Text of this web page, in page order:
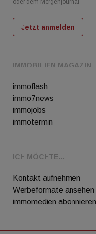
IMMOBILIEN MAGAZIN
immoflash
immo7news
immojobs
immotermin
ICH MÖCHTE...
Kontakt aufnehmen
Werbeformate ansehen
immomedien abonnieren
oder dem Morgenjournal
Jetzt anmelden